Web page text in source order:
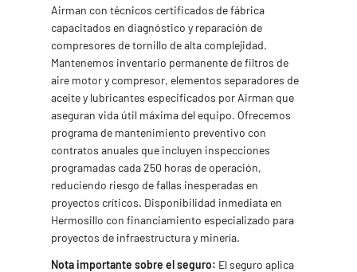
Airman con técnicos certificados de fábrica
capacitados en diagnóstico y reparación de
compresores de tornillo de alta complejidad.
Mantenemos inventario permanente de filtros de
aire motor y compresor, elementos separadores de
aceite y lubricantes especificados por Airman que
aseguran vida útil máxima del equipo. Ofrecemos
programa de mantenimiento preventivo con
contratos anuales que incluyen inspecciones
programadas cada 250 horas de operación,
reduciendo riesgo de fallas inesperadas en
proyectos críticos. Disponibilidad inmediata en
Hermosillo con financiamiento especializado para
proyectos de infraestructura y minería.
Nota importante sobre el seguro: El seguro aplica